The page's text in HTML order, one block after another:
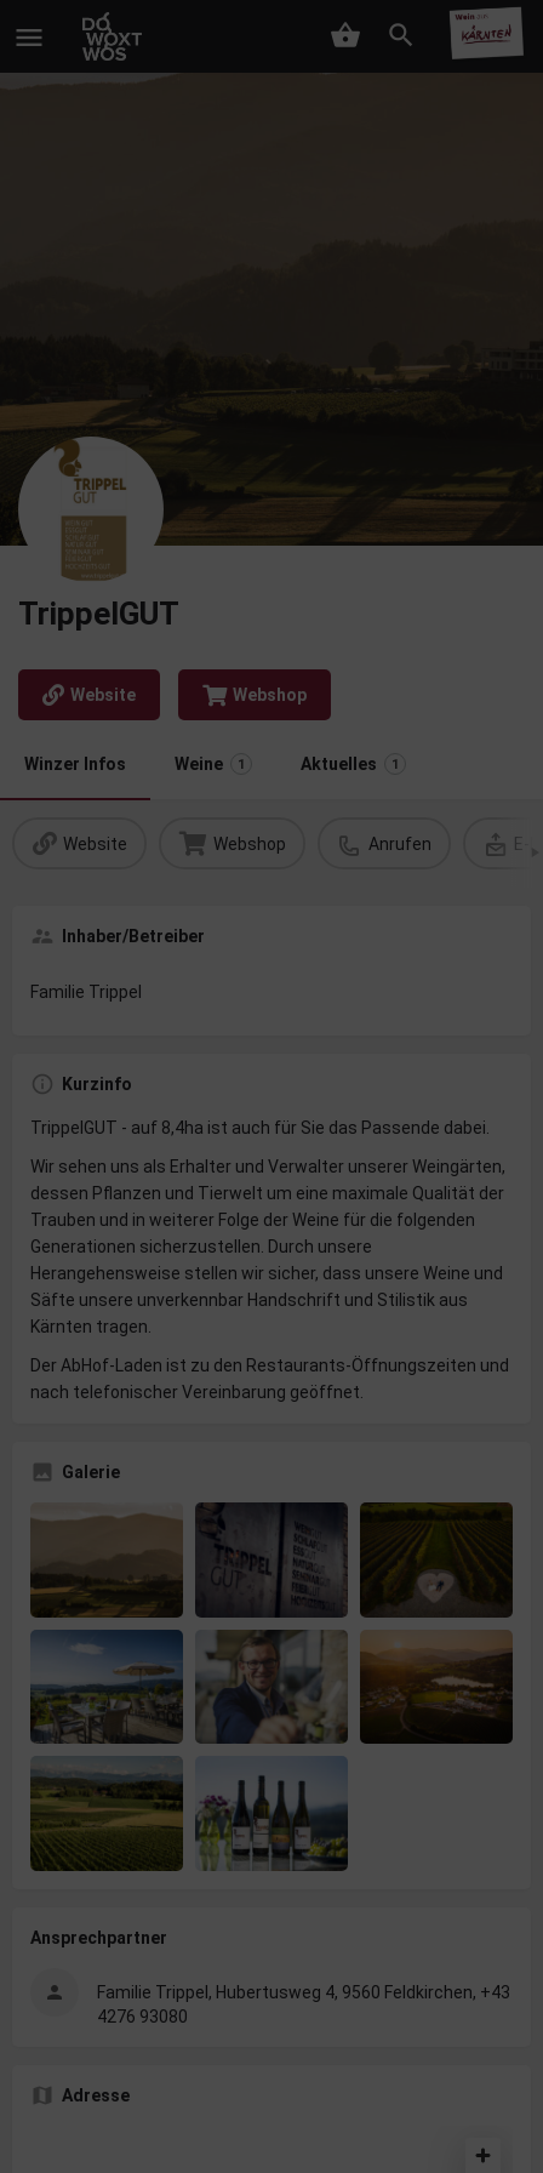
TrippelGUT
Website Webshop
Winzer Infos Weine 1 Aktuelles 1
Website Webshop Anrufen E-
Inhaber/Betreiber
Familie Trippel
Kurzinfo
TrippelGUT - auf 8,4ha ist auch für Sie das Passende dabei.
Wir sehen uns als Erhalter und Verwalter unserer Weingärten,
dessen Pflanzen und Tierwelt um eine maximale Qualität der
Trauben und in weiterer Folge der Weine für die folgenden
Generationen sicherzustellen. Durch unsere
Herangehensweise stellen wir sicher, dass unsere Weine und
Säfte unsere unverkennbar Handschrift und Stilistik aus
Kärnten tragen.
Der AbHof-Laden ist zu den Restaurants-Öffnungszeiten und
nach telefonischer Vereinbarung geöffnet.
Galerie
Ansprechpartner
Familie Trippel, Hubertusweg 4, 9560 Feldkirchen, +43
4276 93080
Adresse